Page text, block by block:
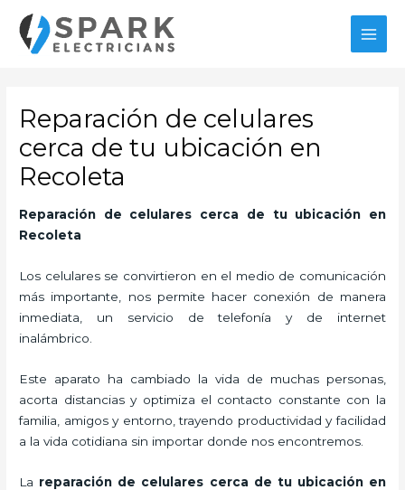
contenido
Reparación de celulares
cerca de tu ubicación en
Recoleta
Reparación de celulares cerca de tu ubicación
en
Recoleta
Los celulares se convirtieron en el medio de comunicación
más importante, nos permite hacer conexión de manera
inmediata, un servicio de telefonía y de internet
inalámbrico.
Este aparato ha cambiado la vida de muchas personas,
acorta distancias y optimiza el contacto constante con la
familia, amigos y entorno, trayendo productividad y facilidad
a la vida cotidiana sin importar donde nos encontremos.
La reparación de celulares cerca de tu ubicación en